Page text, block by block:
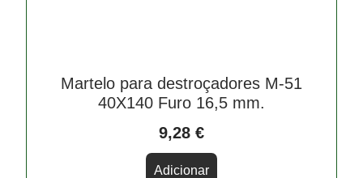
Martelo para destroçadores M-51
40X140 Furo 16,5 mm.
9,28 €
Adicionar